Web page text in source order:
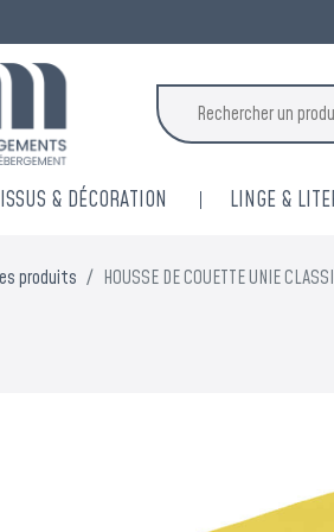
& DÉCORATION LINGE &
produits HOUSSE DE COUETTE UNIE